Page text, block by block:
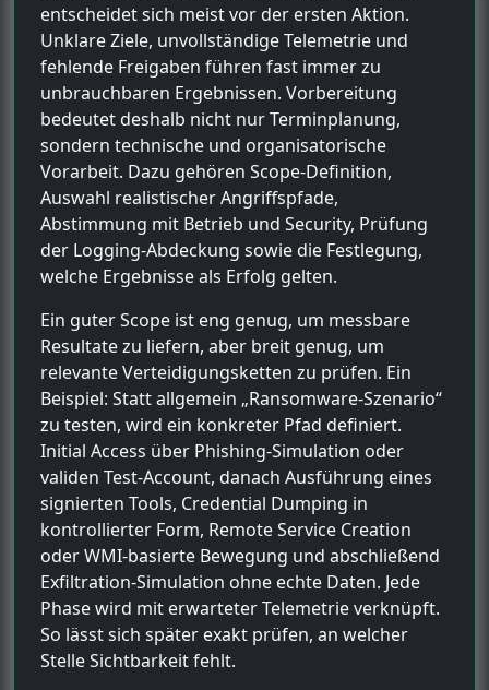
entscheidet sich meist vor der ersten Aktion.
Unklare Ziele, unvollständige Telemetrie und
fehlende Freigaben führen fast immer zu
unbrauchbaren Ergebnissen. Vorbereitung
bedeutet deshalb nicht nur Terminplanung,
sondern technische und organisatorische
Vorarbeit. Dazu gehören Scope-Definition,
Auswahl realistischer Angriffspfade,
Abstimmung mit Betrieb und Security, Prüfung
der Logging-Abdeckung sowie die Festlegung,
welche Ergebnisse als Erfolg gelten.
Ein guter Scope ist eng genug, um messbare
Resultate zu liefern, aber breit genug, um
relevante Verteidigungsketten zu prüfen. Ein
Beispiel: Statt allgemein „Ransomware-Szenario“
zu testen, wird ein konkreter Pfad definiert.
Initial Access über Phishing-Simulation oder
validen Test-Account, danach Ausführung eines
signierten Tools, Credential Dumping in
kontrollierter Form, Remote Service Creation
oder WMI-basierte Bewegung und abschließend
Exfiltration-Simulation ohne echte Daten. Jede
Phase wird mit erwarteter Telemetrie verknüpft.
So lässt sich später exakt prüfen, an welcher
Stelle Sichtbarkeit fehlt.